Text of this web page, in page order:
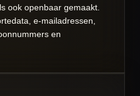
ook openbaar gemaakt.
e-mailadressen,
en